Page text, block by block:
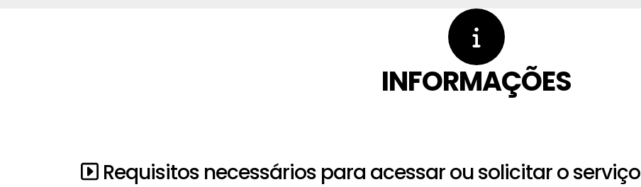
INFORMAÇÕES
Requisitos necessários para acessar ou solicitar o serviço